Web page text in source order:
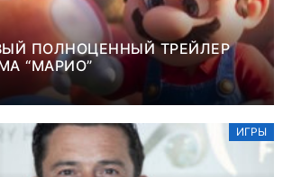
ПОЛНОЦЕННЫЙ ТРЕЙЛЕР
“МАРИО”
ИГРЫ